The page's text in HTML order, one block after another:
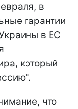
в
гарантии
в ЕС
который
что